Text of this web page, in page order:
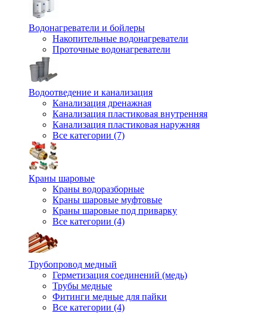
Водонагреватели и бойлеры
Накопительные водонагреватели
Проточные водонагреватели
Водоотведение и канализация
Канализация дренажная
Канализация пластиковая внутренняя
Канализация пластиковая наружняя
Все категории (7)
Краны шаровые
Краны водоразборные
Краны шаровые муфтовые
Краны шаровые под приварку
Все категории (4)
Трубопровод медный
Герметизация соединений (медь)
Трубы медные
Фитинги медные для пайки
Все категории (4)